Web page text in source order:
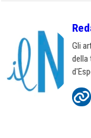
Gli
della